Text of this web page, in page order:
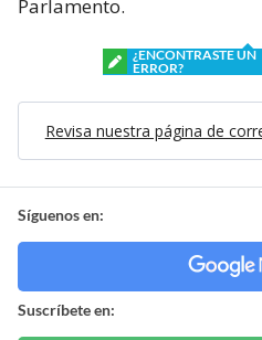
Parlamento.
¿ENCONTRASTE UN
ERROR?
Revisa nuestra página de
Síguenos en:
Suscríbete en: